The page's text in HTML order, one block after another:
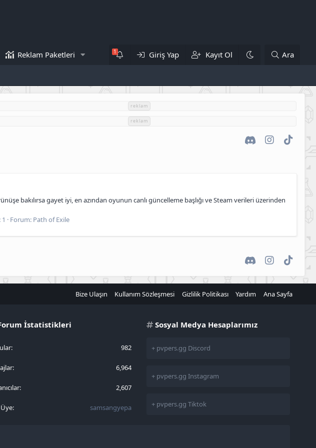
Reklam Paketleri Giriş Yap Kayıt Ol Ara
reklam
reklam
DiscordInstagram
TikTok
bakılırsa gayet iyi, en azından oyunun canlı güncelleme başlığı ve Steam verileri üzerinden
Forum: Path of Exile
DiscordInstagram
TikTok
Bize Ulaşın Kullanım Sözleşmesi Gizlilik Politikası Yardım Ana Sayfa
İstatistikleri
982
6,964
2,607
samsangyepa
Sosyal Medya Hesaplarımız
+ pvpers.gg Discord
+ pvpers.gg Instagram
+ pvpers.gg Tiktok